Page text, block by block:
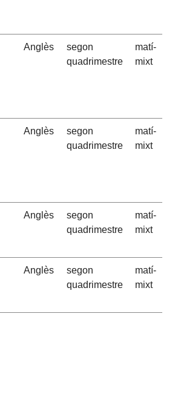
Anglès
segon
quadrimestre
matí-
mixt
Anglès
segon
quadrimestre
matí-
mixt
Anglès
segon
quadrimestre
matí-
mixt
Anglès
segon
quadrimestre
matí-
mixt